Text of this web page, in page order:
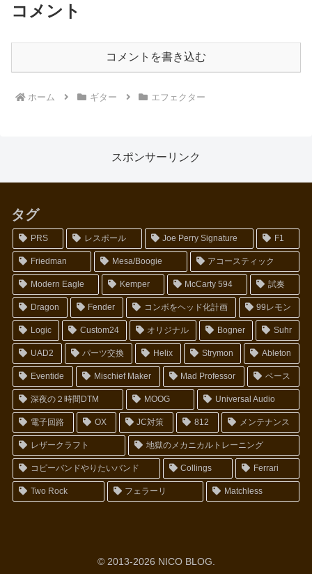
コメント
コメントを書き込む
ホーム ギター エフェクター
スポンサーリンク
タグ
PRS レスポール Joe Perry Signature F1
Friedman Mesa/Boogie アコースティック
Modern Eagle Kemper McCarty 594 試奏
Dragon Fender コンボをヘッド化計画 99レモン
Logic Custom24 オリジナル Bogner Suhr
UAD2 パーツ交換 Helix Strymon Ableton
Eventide Mischief Maker Mad Professor ベース
深夜の２時間DTM MOOG Universal Audio
電子回路 OX JC対策 812 メンテナンス
レザークラフト 地獄のメカニカルトレーニング
コピーバンドやりたいバンド Collings Ferrari
Two Rock フェラーリ Matchless
© 2013-2026 NICO BLOG.